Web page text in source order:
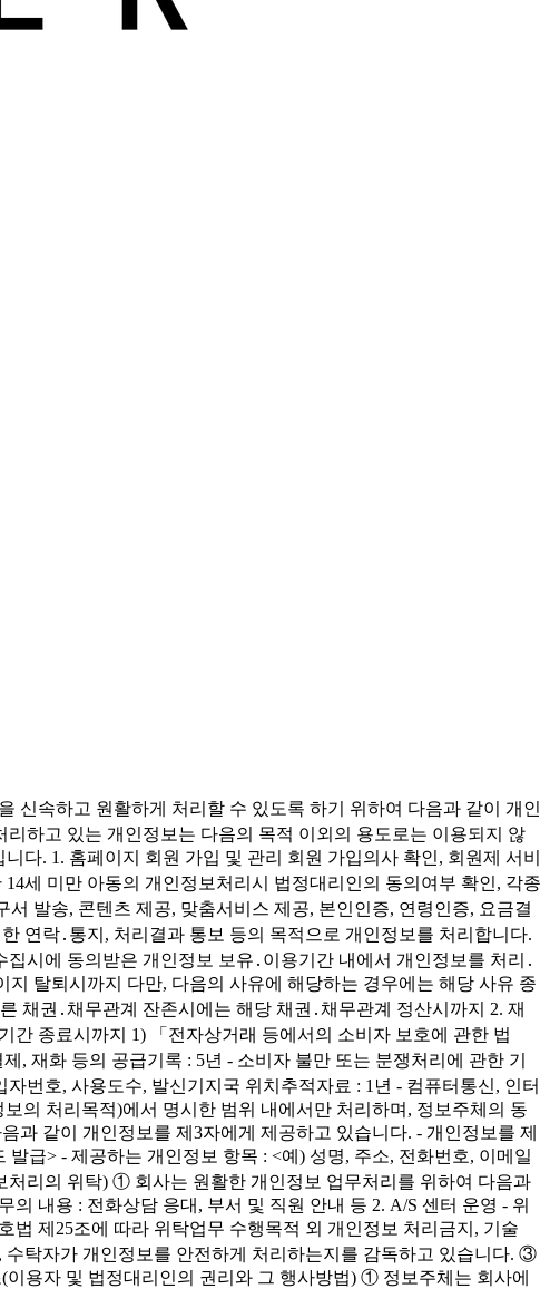
신속하고 원활하게 처리할 수 있도록 하기 위하여 다음과 같이 개인
하고 있는 개인정보는 다음의 목적 이외의 용도로는 이용되지 않
다. 1. 홈페이지 회원 가입 및 관리 회원 가입의사 확인, 회원제 서비
세 미만 아동의 개인정보처리시 법정대리인의 동의여부 확인, 각종
발송, 콘텐츠 제공, 맞춤서비스 제공, 본인인증, 연령인증, 요금결
연락․통지, 처리결과 통보 등의 목적으로 개인정보를 처리합니다.
시에 동의받은 개인정보 보유․이용기간 내에서 개인정보를 처리․
탈퇴시까지 다만, 다음의 사유에 해당하는 경우에는 해당 사유 종
채권․채무관계 잔존시에는 해당 채권․채무관계 정산시까지 2. 재
종료시까지 1) 「전자상거래 등에서의 소비자 보호에 관한 법
, 재화 등의 공급기록 : 5년 - 소비자 불만 또는 분쟁처리에 관한 기
번호, 사용도수, 발신기지국 위치추적자료 : 1년 - 컴퓨터통신, 인터
의 처리목적)에서 명시한 범위 내에서만 처리하며, 정보주체의 동
같이 개인정보를 제3자에게 제공하고 있습니다. - 개인정보를 제
급> - 제공하는 개인정보 항목 : <예) 성명, 주소, 전화번호, 이메일
리의 위탁) ① 회사는 원활한 개인정보 업무처리를 위하여 다음과
내용 : 전화상담 응대, 부서 및 직원 안내 등 2. A/S 센터 운영 - 위
제25조에 따라 위탁업무 수행목적 외 개인정보 처리금지, 기술
탁자가 개인정보를 안전하게 처리하는지를 감독하고 있습니다. ③
용자 및 법정대리인의 권리와 그 행사방법) ① 정보주체는 회사에